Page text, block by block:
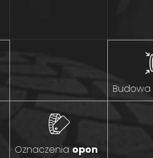
Budowa
Oznaczenia opon